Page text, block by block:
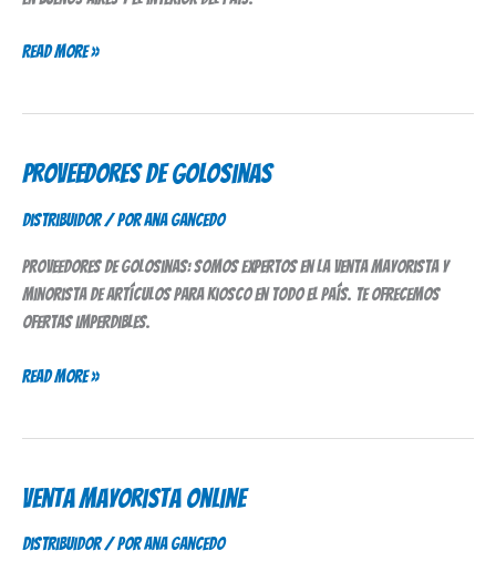
Read More »
Proveedores de Golosinas
Distribuidor/ PorAna Gancedo
Proveedores de golosinas: somos expertos en la venta mayorista y
minorista de artículos para kiosco en todo el país. Te ofrecemos
ofertas imperdibles.
Proveedores
Golosinas
Read More »
Venta Mayorista Online
Distribuidor/ PorAna Gancedo
Venta
Online